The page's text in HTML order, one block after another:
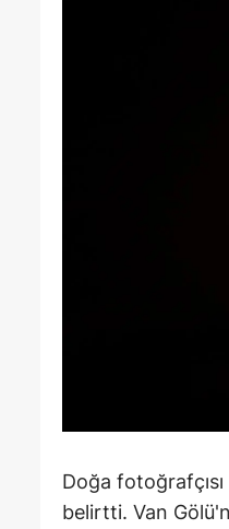
Doğa
belirtti. Van